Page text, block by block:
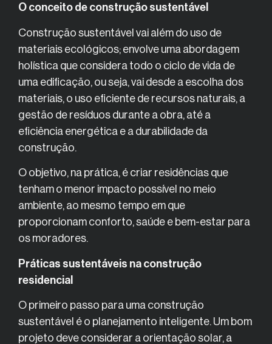
O conceito de construção sustentável
Construção sustentável vai além do uso de
materiais ecológicos; envolve uma abordagem
holística que considera todo o ciclo de vida de
uma edificação, ou seja, vai desde a escolha dos
materiais, o uso eficiente de recursos naturais, a
gestão de resíduos durante a obra, até a
eficiência energética e a durabilidade da
construção.
O objetivo, na prática, é criar residências que
tenham o menor impacto possível no meio
ambiente, ao mesmo tempo em que
proporcionam conforto, saúde e bem-estar para
os moradores.
Práticas sustentáveis na construção
residencial
O primeiro passo para uma construção
sustentável é o planejamento inteligente. Um bom
projeto deve considerar a orientação solar, a